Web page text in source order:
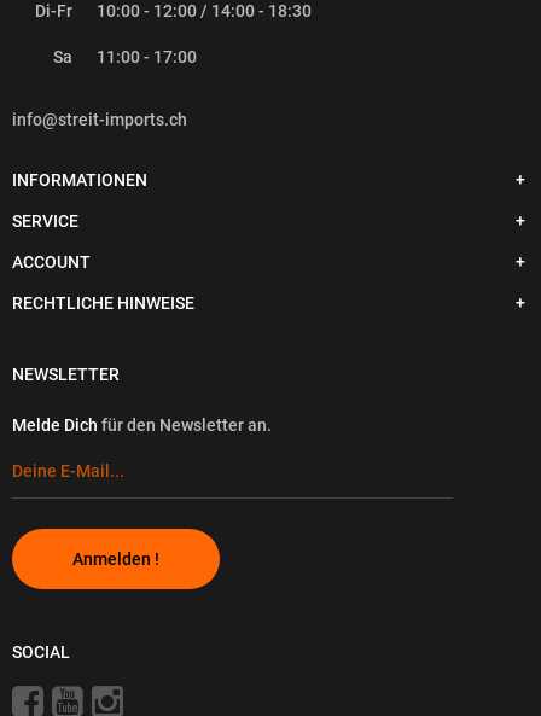
Di-Fr 10:00 - 12:00 / 14:00 - 18:30
Sa 11:00 - 17:00
info@streit-imports.ch
INFORMATIONEN
SERVICE
ACCOUNT
RECHTLICHE HINWEISE
NEWSLETTER
Melde Dich für den Newsletter an.
Anmelden !
SOCIAL